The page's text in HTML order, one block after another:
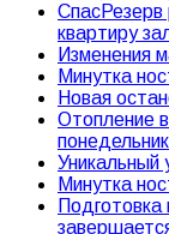
СпасРезерв
квартиру
Изменения
Минутка
Новая
Отопление
Уникальный
Минутка
Подготовка